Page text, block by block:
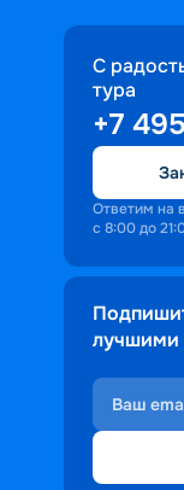
С
тура
+7
Ответим на
с 8:00 до
лучшими